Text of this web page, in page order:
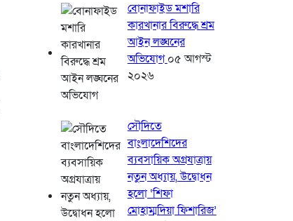
বোনাফাইড মশারি
কারখানার বিরুদ্ধে শ্রম
আইন লঙ্ঘনের
অভিযোগ০৫ আগস্ট
২০২৬
সৌদিতে
বাংলাদেশিদের
ব্যবসায়িক অগ্রযাত্রায়
নতুন অধ্যায়, উদ্বোধন
হলো ‘শিফা
মোহাম্মদিয়া ফিশারিজ’